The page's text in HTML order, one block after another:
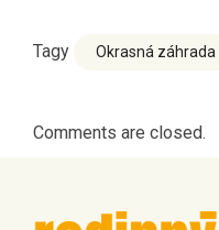
Tagy Okrasná záhrada
Comments are closed.